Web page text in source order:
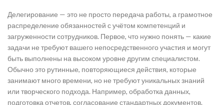
Делегирование — это не просто передача работы, а грамотное
распределение обязанностей с учётом компетенций и
загруженности сотрудников. Первое, что нужно понять — какие
задачи не требуют вашего непосредственного участия и могут
быть выполнены на высоком уровне другим специалистом.
Обычно это рутинные, повторяющиеся действия, которые
занимают много времени, но не требуют уникальных знаний
или творческого подхода. Например, обработка данных,
подготовка отчетов, согласование стандартных документов.